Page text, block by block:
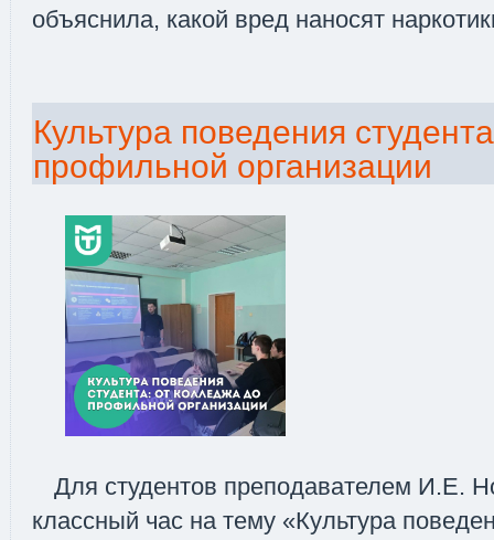
объяснила, какой вред наносят
Культура поведения
профильной организации
Для студентов преподавателем И.Е.
классный час на тему «Культура